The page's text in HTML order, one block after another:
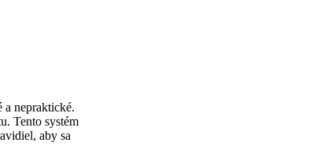
a nepraktické.
Tento systém
aby sa